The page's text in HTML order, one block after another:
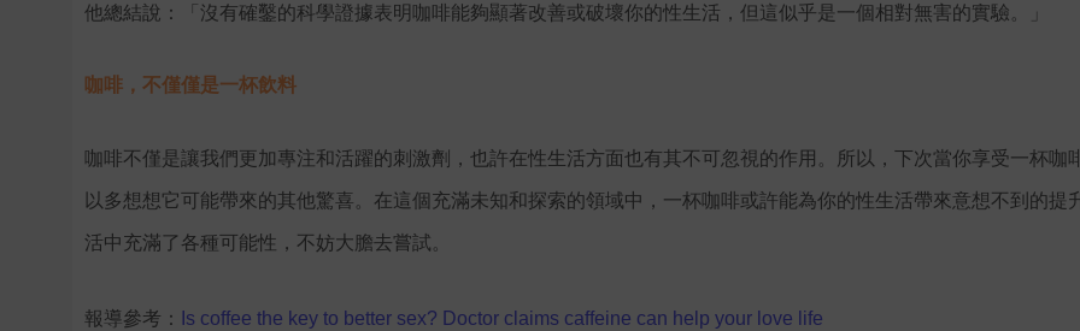
他總結說：「沒有確鑿的科學證據表明咖啡能夠顯著改善或破壞你的性生活，但這似乎是一個相對無害的實驗。」
咖啡，不僅僅是一杯飲料
咖啡不僅是讓我們更加專注和活躍的刺激劑，也許在性生活方面也有其不可忽視的作用。所以，下次當你享受一杯咖
以多想想它可能帶來的其他驚喜。 在這個充滿未知和探索的領域中，一杯咖啡或許能為你的性生活帶來意想不到的提
活中充滿了各種可能性，不妨大膽去嘗試。
報導參考： Is coffee the key to better sex? Doctor claims caffeine can help your love life